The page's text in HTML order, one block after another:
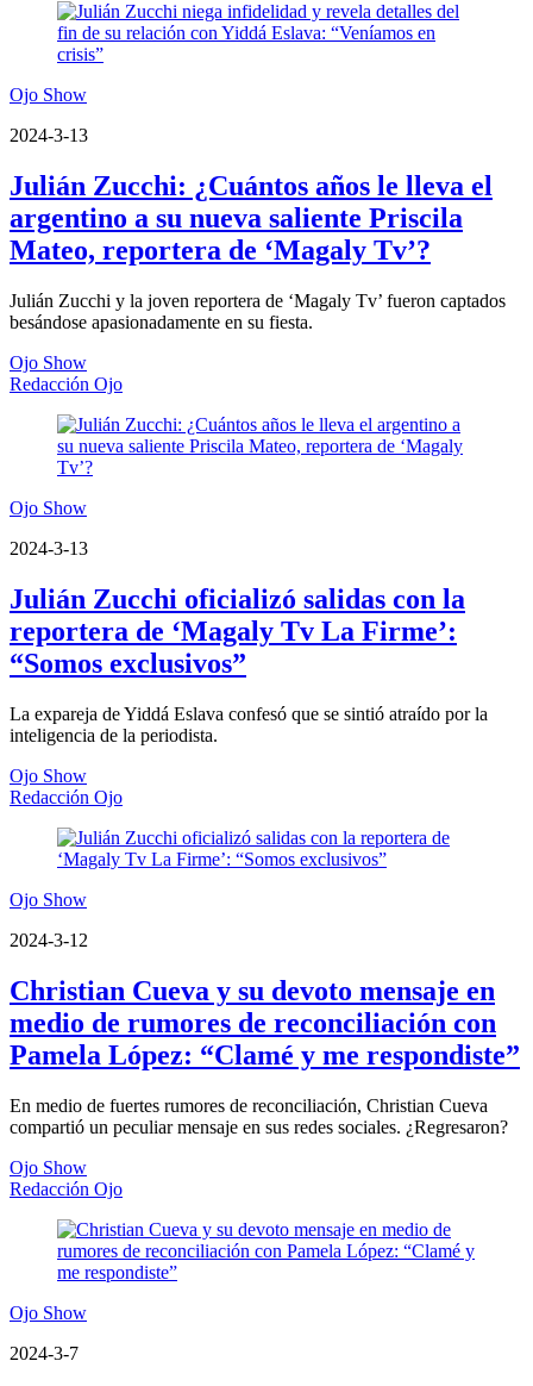
Ojo Show
2024-3-13
Julián Zucchi: ¿Cuántos años le lleva el
argentino a su nueva saliente Priscila
Mateo, reportera de ‘Magaly Tv’?
Julián Zucchi y la joven reportera de ‘Magaly Tv’ fueron captados
besándose apasionadamente en su fiesta.
Ojo Show
Redacción Ojo
Ojo Show
2024-3-13
Julián Zucchi oficializó salidas con la
reportera de ‘Magaly Tv La Firme’:
“Somos exclusivos”
La expareja de Yiddá Eslava confesó que se sintió atraído por la
inteligencia de la periodista.
Ojo Show
Redacción Ojo
Ojo Show
2024-3-12
Christian Cueva y su devoto mensaje en
medio de rumores de reconciliación con
Pamela López: “Clamé y me respondiste”
En medio de fuertes rumores de reconciliación, Christian Cueva
compartió un peculiar mensaje en sus redes sociales. ¿Regresaron?
Ojo Show
Redacción Ojo
Ojo Show
2024-3-7